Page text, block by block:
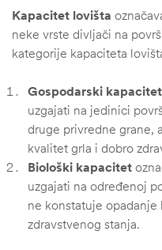
Kapacitet lovišta
neke vrste divljači na
kategorije kapaciteta
Gospodarski kapacitet
uzgajati na jedinici
druge privredne grane,
kvalitet grla i dobro
Biološki kapacitet
uzgajati na određenoj
ne konstatuje
zdravstvenog stanja.